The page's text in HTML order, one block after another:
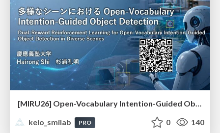
[MIRU26] Open-Vocabulary Intention-Guided Object Detection in Diverse Scenes
keio_smilab
PRO 0 140